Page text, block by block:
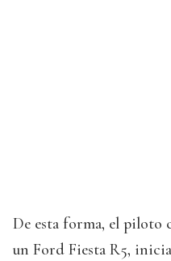
De esta forma, el piloto
un Ford Fiesta R5,